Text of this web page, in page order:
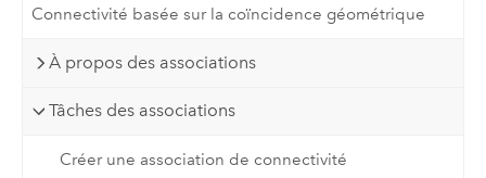
Connectivité basée sur la coïncidence géométrique
À propos des associations
Tâches des associations
Créer une association de connectivité